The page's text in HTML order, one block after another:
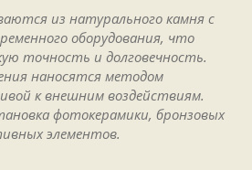
из натурального камня с
оборудования, что
точность и долговечность.
наносятся методом
к внешним воздействиям.
фотокерамики, бронзовых
элементов.